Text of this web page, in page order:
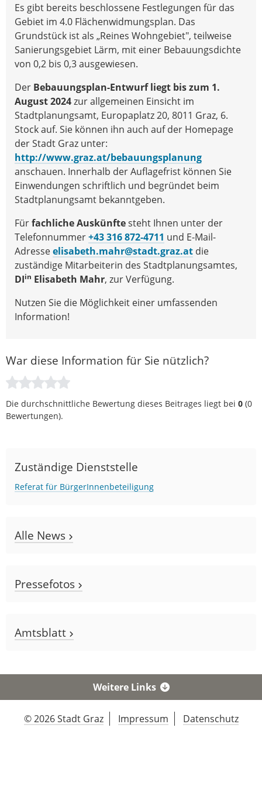
Es gibt bereits beschlossene Festlegungen für das
Gebiet im 4.0 Flächenwidmungsplan. Das
Grundstück ist als „Reines Wohngebiet", teilweise
Sanierungsgebiet Lärm, mit einer Bebauungsdichte
von 0,2 bis 0,3 ausgewiesen.
Der Bebauungsplan-Entwurf liegt bis zum 1.
August 2024zur allgemeinen Einsicht im
Stadtplanungsamt, Europaplatz 20, 8011 Graz, 6.
Stock auf. Sie können ihn auch auf der Homepage
der Stadt Graz unter:
http://www.graz.at/bebauungsplanung
anschauen. Innerhalb der Auflagefrist können Sie
Einwendungen schriftlich und begründet beim
Stadtplanungsamt bekanntgeben.
Fürfachliche Auskünftesteht Ihnen unter der
Telefonnummer+43 316 872-4711 und E-Mail-
Adresseelisabeth.mahr@stadt.graz.at die
zuständige Mitarbeiterin des Stadtplanungsamtes,
DIin Elisabeth Mahr, zur Verfügung.
Nutzen Sie die Möglichkeit einer umfassenden
Information!
War diese Information für Sie nützlich?
Die durchschnittliche Bewertung dieses Beitrages liegt bei 0 (0
Bewertungen).
Zuständige Dienststelle
Referat für BürgerInnenbeteiligung
Alle News
Pressefotos
Amtsblatt
Weitere Links
© 2026 Stadt Graz Impressum Datenschutz